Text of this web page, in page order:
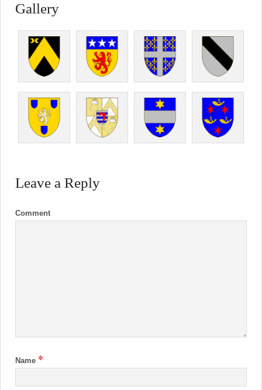
Gallery
Leave a Reply
Comment
Name *